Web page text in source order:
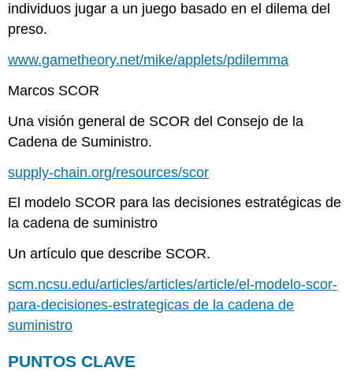
individuos jugar a un juego basado en el dilema del
preso.
www.gametheory.net/mike/applets/pdilemma
Marcos SCOR
Una visión general de SCOR del Consejo de la
Cadena de Suministro.
supply-chain.org/resources/scor
El modelo SCOR para las decisiones estratégicas de
la cadena de suministro
Un artículo que describe SCOR.
scm.ncsu.edu/articles/articles/article/el-modelo-scor-
para-decisiones-estrategicas de la cadena de
suministro
PUNTOS CLAVE